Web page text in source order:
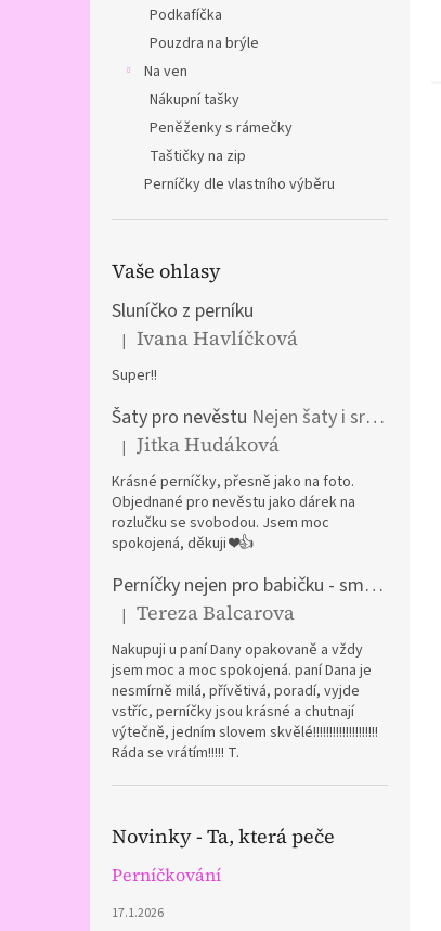
Podkafíčka
Pouzdra na brýle
Na ven
Nákupní tašky
Peněženky s rámečky
Taštičky na zip
Perníčky dle vlastního výběru
Vaše ohlasy
Sluníčko z perníku
Hodnocení produktu je 5 z 5 hvězdiček.
| Ivana Havlíčková
Super!!
Šaty pro nevěstu Nejen šaty i srdíčka a kočár z perníku
Hodnocení produktu je 5 z 5 hvězdiček.
| Jitka Hudáková
Krásné perníčky, přesně jako na foto.
Objednané pro nevěstu jako dárek na
rozlučku se svobodou. Jsem moc
spokojená, děkuji ❤️👍
Perníčky nejen pro babičku - směs plněných perníčků
Hodnocení produktu je 5 z 5 hvězdiček.
| Tereza Balcarova
Nakupuji u paní Dany opakovaně a vždy
jsem moc a moc spokojená. paní Dana je
nesmírně milá, přívětivá, poradí, vyjde
vstříc, perníčky jsou krásné a chutnají
výtečně, jedním slovem skvělé!!!!!!!!!!!!!!!!!!!!
Ráda se vrátím!!!!! T.
Novinky - Ta, která peče
Perníčkování
17.1.2026